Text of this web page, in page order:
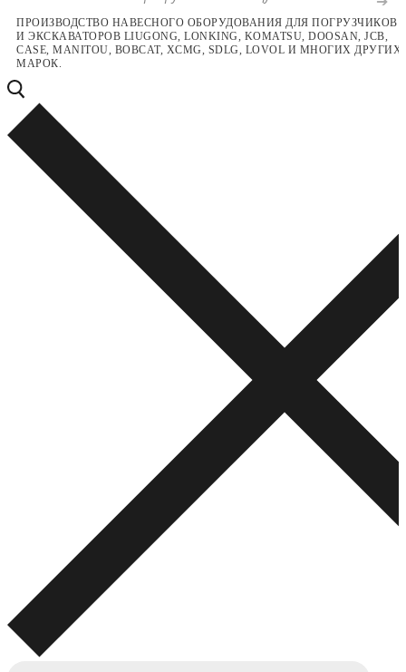
Перейти
содержимому
Меню
Закрыть
ПРОИЗВОДСТВО НАВЕСНОГО ОБОРУДОВАНИЯ ДЛЯ ПОГРУЗЧИКОВ
И ЭКСКАВАТОРОВ LIUGONG, LONKING, KOMATSU, DOOSAN, JCB,
CASE, MANITOU, BOBCAT, XCMG, SDLG, LOVOL И МНОГИХ ДРУГИХ
МАРОК.